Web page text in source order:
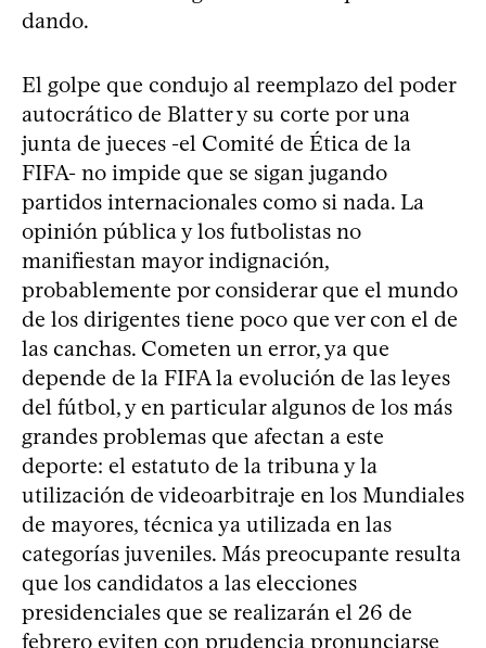
dando.
El golpe que condujo al reemplazo del poder
autocrático de Blatter y su corte por una
junta de jueces -el Comité de Ética de la
FIFA- no impide que se sigan jugando
partidos internacionales como si nada. La
opinión pública y los futbolistas no
manifiestan mayor indignación,
probablemente por considerar que el mundo
de los dirigentes tiene poco que ver con el de
las canchas. Cometen un error, ya que
depende de la FIFA la evolución de las leyes
del fútbol, y en particular algunos de los más
grandes problemas que afectan a este
deporte: el estatuto de la tribuna y la
utilización de videoarbitraje en los Mundiales
de mayores, técnica ya utilizada en las
categorías juveniles. Más preocupante resulta
que los candidatos a las elecciones
presidenciales que se realizarán el 26 de
febrero eviten con prudencia pronunciarse